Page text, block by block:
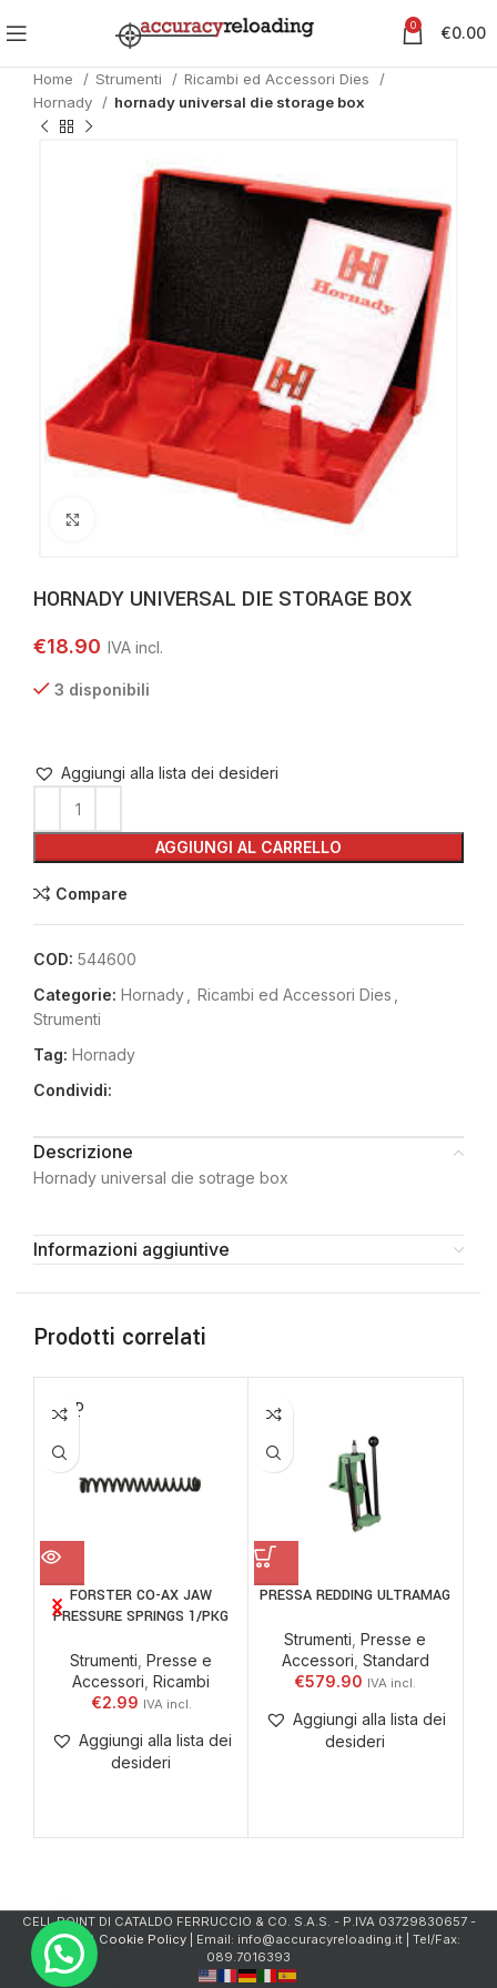
0 €0.00
Home Strumenti
Ricambi ed Accessori Dies
Hornady
hornady universal die storage box
HORNADY UNIVERSAL DIE STORAGE BOX
€18.90
3 disponibili
AGGIUNGI AL CARRELLO
Aggiungi alla lista dei desideri
Compare
COD: 544600
Categorie: Hornady Ricambi ed Accessori Dies
Strumenti
Tag: Hornady
Condividi:
Descrizione
Hornady universal die sotrage box
Informazioni aggiuntive
Prodotti correlati
SOLD
OUT
FORSTER CO-AX JAW
PRESSURE SPRINGS 1/PKG
Strumenti Presse e
Accessori Ricambi
€2.99
Aggiungi alla lista dei
desideri
PRESSA REDDING ULTRAMAG
Strumenti Presse e
Accessori Standard
€579.90
Aggiungi alla lista dei
desideri
CELL.POINT DI CATALDO FERRUCCIO & CO. S.A.S. - P.IVA 03729830657 -
Privacy & Cookie Policy| Email: info@accuracyreloading.it | Tel/Fax:
089.7016393